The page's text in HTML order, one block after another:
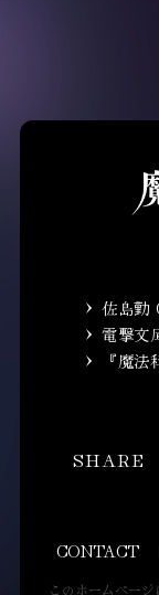
佐島勤
電撃文
『魔
SHARE
CONTACT
このホームペー